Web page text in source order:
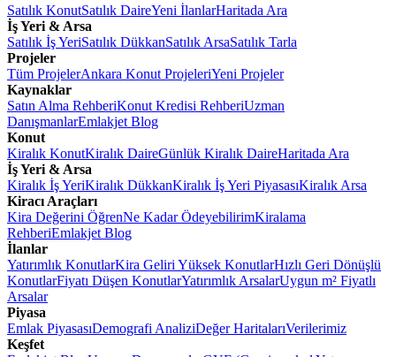
Satılık KonutSatılık DaireYeni İlanlarHaritada Ara
İş Yeri & Arsa
Satılık İş YeriSatılık DükkanSatılık ArsaSatılık Tarla
Projeler
Tüm ProjelerAnkara Konut ProjeleriYeni Projeler
Kaynaklar
Satın Alma RehberiKonut Kredisi RehberiUzman
DanışmanlarEmlakjet Blog
Konut
Kiralık KonutKiralık DaireGünlük Kiralık DaireHaritada Ara
İş Yeri & Arsa
Kiralık İş YeriKiralık DükkanKiralık İş Yeri PiyasasıKiralık Arsa
Kiracı Araçları
Kira Değerini ÖğrenNe Kadar ÖdeyebilirimKiralama
RehberiEmlakjet Blog
İlanlar
Yatırımlık KonutlarKira Geliri Yüksek KonutlarHızlı Geri Dönüşlü
KonutlarFiyatı Düşen KonutlarYatırımlık ArsalarUygun m² Fiyatlı
Arsalar
Piyasa
Emlak PiyasasıDemografi AnaliziDeğer HaritalarıVerilerimiz
Keşfet